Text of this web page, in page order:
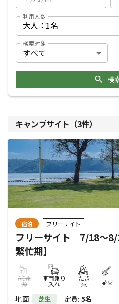
利用人数
検索対象
検
キャンプサイト（3件）
宿泊 フリーサイト
フリーサイト 7/18～
繁忙期】
AC電
源
車両乗り
入れ
たき
火 花火
地面: 芝生 定員: 5名